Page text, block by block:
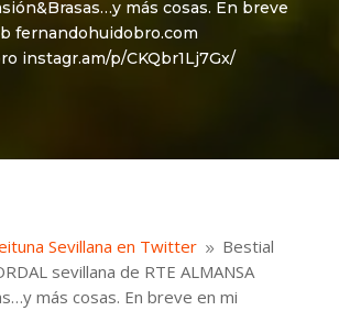
más cosas. En breve
fernandohuidobro.com
instagr.am/p/CKQbr1Lj7Gx/
Sevillana en Twitter 9 Bestial
sevillana de RTE ALMANSA
más cosas. En breve en mi